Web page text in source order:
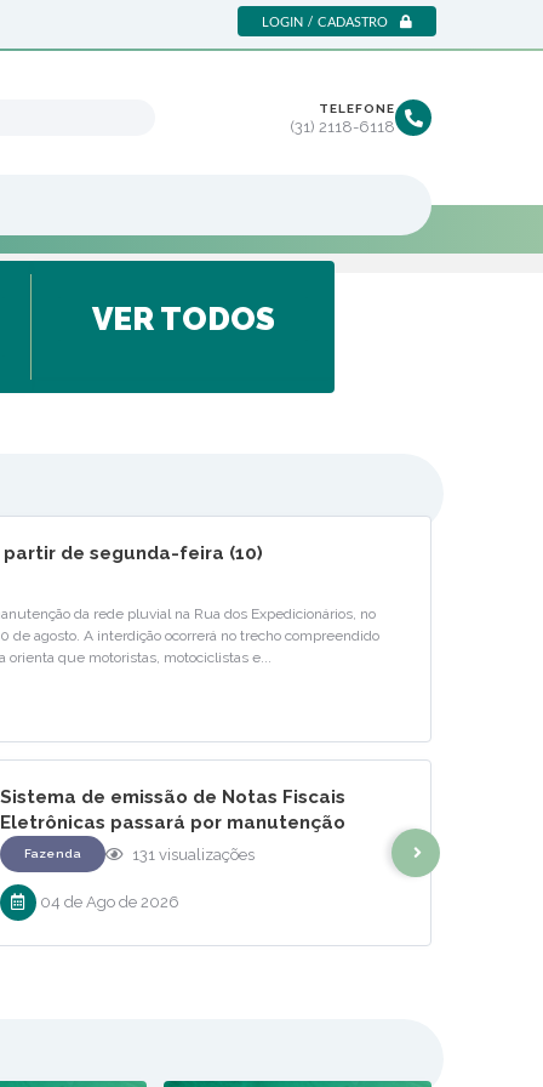
LOGIN / CADASTRO
TELEFONE
(31) 2118-6118
VER TODOS
de segunda-feira (10)
da rede pluvial na Rua dos Expedicionários, no
de agosto. A interdição ocorrerá no trecho compreendido
orienta que motoristas, motociclistas e...
Sistema de emissão de Notas Fiscais
Eletrônicas passará por manutenção
programada nesta terça-feira
04 de Ago de 2026
Fazenda 131 visualizações